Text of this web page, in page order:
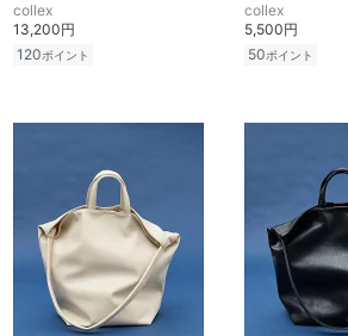
collex
13,200円
120ポイント
collex
5,500円
50ポイント